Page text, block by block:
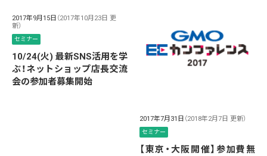
2017年9月15日 （2017年10月23日 更
新）
セミナー
10/24(火) 最新SNS活用を学
ぶ！ネットショップ店長交流
会の参加者募集開始
2017年7月31日 （2018年2月7日 更新）
セミナー
【東京・大阪開催】参加費無